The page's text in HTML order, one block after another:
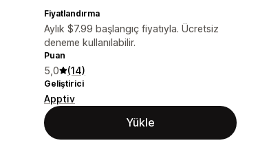
Fiyatlandırma
Aylık $7.99 başlangıç fiyatıyla. Ücretsiz
deneme kullanılabilir.
Puan
5,0 (14)
Geliştirici
Apptiv
Yükle